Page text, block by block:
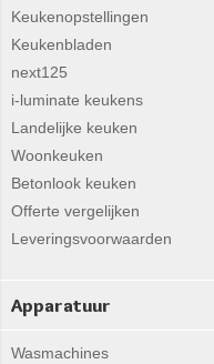
Keukenopstellingen
Keukenbladen
next125
i-luminate keukens
Landelijke keuken
Woonkeuken
Betonlook keuken
Offerte vergelijken
Leveringsvoorwaarden
Apparatuur
Wasmachines